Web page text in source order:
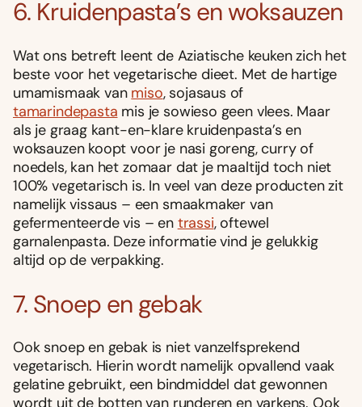
6. Kruidenpasta’s en woksauzen
Wat ons betreft leent de Aziatische keuken zich het
beste voor het vegetarische dieet. Met de hartige
umamismaak van miso, sojasaus of
tamarindepasta mis je sowieso geen vlees. Maar
als je graag kant-en-klare kruidenpasta’s en
woksauzen koopt voor je nasi goreng, curry of
noedels, kan het zomaar dat je maaltijd toch niet
100% vegetarisch is. In veel van deze producten zit
namelijk vissaus – een smaakmaker van
gefermenteerde vis – en trassi, oftewel
garnalenpasta. Deze informatie vind je gelukkig
altijd op de verpakking.
7. Snoep en gebak
Ook snoep en gebak is niet vanzelfsprekend
vegetarisch. Hierin wordt namelijk opvallend vaak
gelatine gebruikt, een bindmiddel dat gewonnen